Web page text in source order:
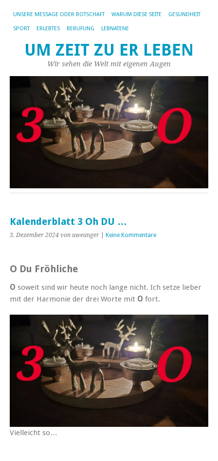
UNSERE MESSAGE ODER BOTSCHAFT WARUM DIESE SEITE GESUNDHEIT
SPORT ERLEBTES BERUFUNG LEBNATENE
UM ZEIT ZU ER LEBEN
Wir sehen die Welt mit eigenen Augen
Kalenderblatt 3 Oh DU …
3. Dezember 2024 von uweanger Keine Kommentare
O Du Fröhliche
O soweit sind wir heute noch lange nicht. Ich setze lieber
mit der Harmonie der drei Worte mit O fort.
Vielleicht so…